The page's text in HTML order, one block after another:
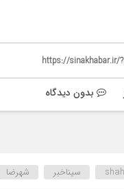
https://sinakhabar.ir/
بدون دیدگاه
سیناخبر شهرضا